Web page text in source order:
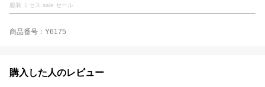
服装 ミセス sale セール
商品番号：Y6175
購入した人のレビュー